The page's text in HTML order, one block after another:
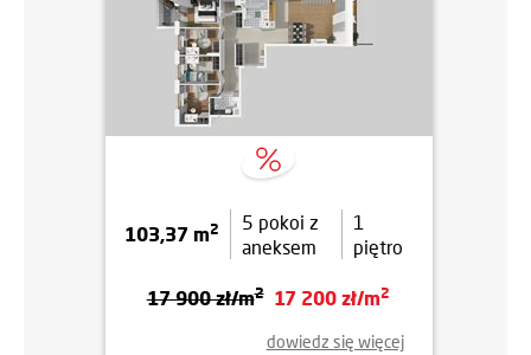
103,37 m2
5 pokoi z
aneksem
1
piętro
17 900 zł/m2 17 200 zł/m2
dowiedz się więcej